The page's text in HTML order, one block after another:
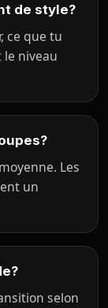
de style?
ce que tu
le niveau
Les
un
selon